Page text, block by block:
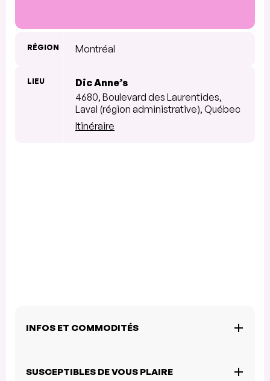
RÉGION Montréal
LIEU
Dic Anne’s
4680, Boulevard des Laurentides,
Laval (région administrative), Québec
Itinéraire
INFOS ET COMMODITÉS
SUSCEPTIBLES DE VOUS PLAIRE